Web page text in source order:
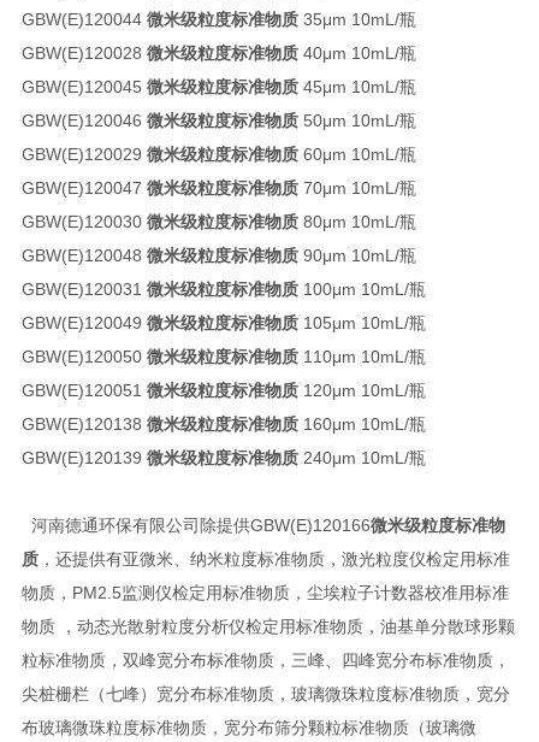
GBW(E)120044 微米级粒度标准物质35μm 10mL/瓶
GBW(E)120028 微米级粒度标准物质40μm 10mL/瓶
GBW(E)120045 微米级粒度标准物质45μm 10mL/瓶
GBW(E)120046 微米级粒度标准物质50μm 10mL/瓶
GBW(E)120029 微米级粒度标准物质60μm 10mL/瓶
GBW(E)120047 微米级粒度标准物质70μm 10mL/瓶
GBW(E)120030 微米级粒度标准物质80μm 10mL/瓶
GBW(E)120048 微米级粒度标准物质90μm 10mL/瓶
GBW(E)120031 微米级粒度标准物质100μm 10mL/瓶
GBW(E)120049 微米级粒度标准物质105μm 10mL/瓶
GBW(E)120050 微米级粒度标准物质110μm 10mL/瓶
GBW(E)120051 微米级粒度标准物质120μm 10mL/瓶
GBW(E)120138 微米级粒度标准物质160μm 10mL/瓶
GBW(E)120139 微米级粒度标准物质240μm 10mL/瓶
河南德通环保有限公司除提供GBW(E)120166微米级粒度标准物
质，还提供有亚微米、纳米粒度标准物质，激光粒度仪检定用标准
物质，PM2.5监测仪检定用标准物质，尘埃粒子计数器校准用标准
物质 ，动态光散射粒度分析仪检定用标准物质，油基单分散球形颗
粒标准物质，双峰宽分布标准物质，三峰、四峰宽分布标准物质，
尖桩栅栏（七峰）宽分布标准物质，玻璃微珠粒度标准物质，宽分
布玻璃微珠粒度标准物质，宽分布筛分颗粒标准物质（玻璃微